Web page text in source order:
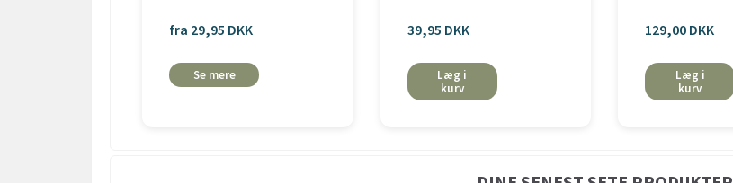
fra 29,95 DKK
Se mere
39,95 DKK
Læg i
kurv
129,00 DKK
Læg i
kurv